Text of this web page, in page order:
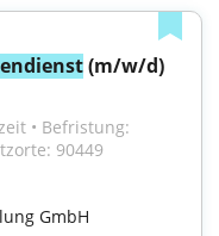
(m/w/d)
• Befristung:
GmbH